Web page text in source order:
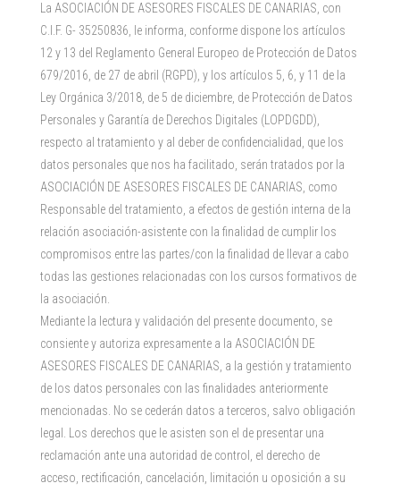
s
t
e
c
a
m
p
o
v
a
c
í
o
.
La ASOCIACIÓN DE ASESORES FISCALES DE CANARIAS, con
C.I.F. G- 35250836, le informa, conforme dispone los artículos
12 y 13 del Reglamento General Europeo de Protección de Datos
679/2016, de 27 de abril (RGPD), y los artículos 5, 6, y 11 de la
Ley Orgánica 3/2018, de 5 de diciembre, de Protección de Datos
Personales y Garantía de Derechos Digitales (LOPDGDD),
respecto al tratamiento y al deber de confidencialidad, que los
datos personales que nos ha facilitado, serán tratados por la
ASOCIACIÓN DE ASESORES FISCALES DE CANARIAS, como
Responsable del tratamiento, a efectos de gestión interna de la
relación asociación-asistente con la finalidad de cumplir los
compromisos entre las partes/con la finalidad de llevar a cabo
todas las gestiones relacionadas con los cursos formativos de
la asociación.
Mediante la lectura y validación del presente documento, se
consiente y autoriza expresamente a la ASOCIACIÓN DE
ASESORES FISCALES DE CANARIAS, a la gestión y tratamiento
de los datos personales con las finalidades anteriormente
mencionadas. No se cederán datos a terceros, salvo obligación
legal. Los derechos que le asisten son el de presentar una
reclamación ante una autoridad de control, el derecho de
acceso, rectificación, cancelación, limitación u oposición a su